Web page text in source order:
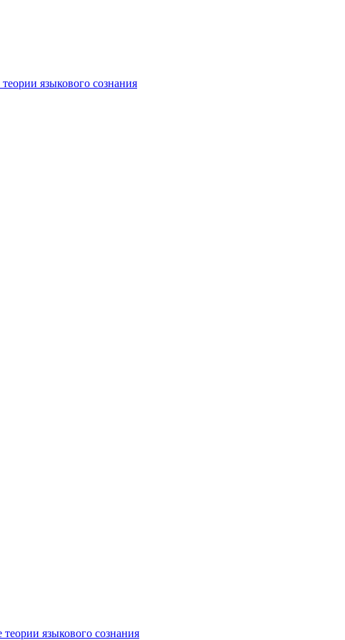
языкового сознания
языкового сознания